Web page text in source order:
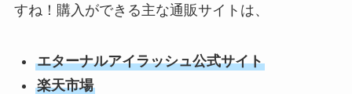
すね！購入ができる主な通販サイトは、
エターナルアイラッシュ公式サイト
楽天市場